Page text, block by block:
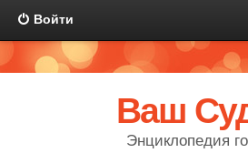
Войти
Ваш
Энциклопедия